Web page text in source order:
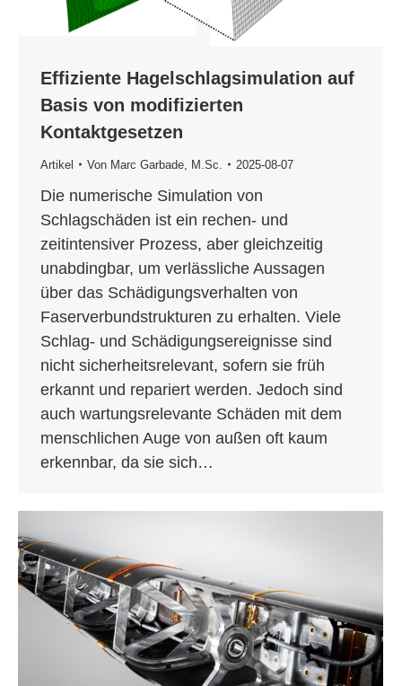
Effiziente Hagelschlagsimulation auf
Basis von modifizierten
Kontaktgesetzen
Artikel Von Marc Garbade, M.Sc. 2025-08-07
Die numerische Simulation von
Schlagschäden ist ein rechen- und
zeitintensiver Prozess, aber gleichzeitig
unabdingbar, um verlässliche Aussagen
über das Schädigungsverhalten von
Faserverbundstrukturen zu erhalten. Viele
Schlag- und Schädigungsereignisse sind
nicht sicherheitsrelevant, sofern sie früh
erkannt und repariert werden. Jedoch sind
auch wartungsrelevante Schäden mit dem
menschlichen Auge von außen oft kaum
erkennbar, da sie sich…